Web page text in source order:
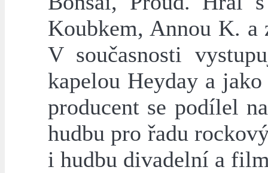
Koubkem, Annou K.
V současnosti
kapelou Heyday a
producent se podílel
hudbu pro řadu
i hudbu divadelní a